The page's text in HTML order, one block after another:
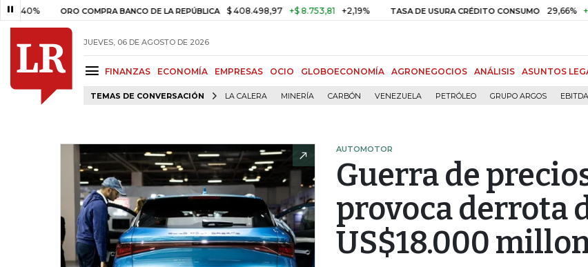
ORO COMPRA BANCO DE LA REPÚBLICA $ 408.498,97 +$ 8.753,81 +2,19% TASA DE USURA CRÉDITO CONSUMO 29,66% +0,87%
JUEVES, 06 DE AGOSTO DE 2026
FINANZAS ECONOMÍA EMPRESAS OCIO GLOBOECONOMÍA AGRONEGOCIOS ANÁLISIS ASUNTOS
TEMAS DE CONVERSACIÓN LA CALERA MINERÍA CARBÓN VENEZUELA PETRÓLEO GRUPO ARGOS EBITDA
AUTOMOTOR
Guerra de
provoca derrota
US$18.000